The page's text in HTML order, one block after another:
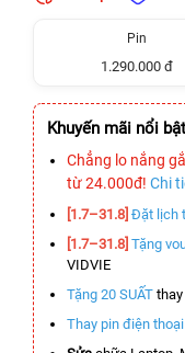
Pin
1.290.000 đ
Khuyến mãi nổi bật
Chẳng lo nắng
từ 24.000đ! Chi
[1.7–31.8] Đặt lịch
[1.7–31.8] Tặng
VIDVIE
Tặng 20 SUẤT
Thay pin điện